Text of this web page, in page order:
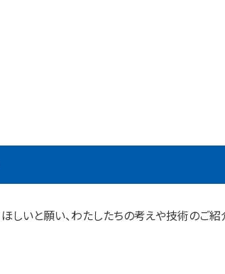
しいと願い、わたしたちの考えや技術のご